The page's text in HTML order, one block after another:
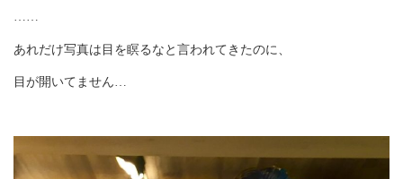
……
あれだけ写真は目を瞑るなと言われてきたのに、
目が開いてません…